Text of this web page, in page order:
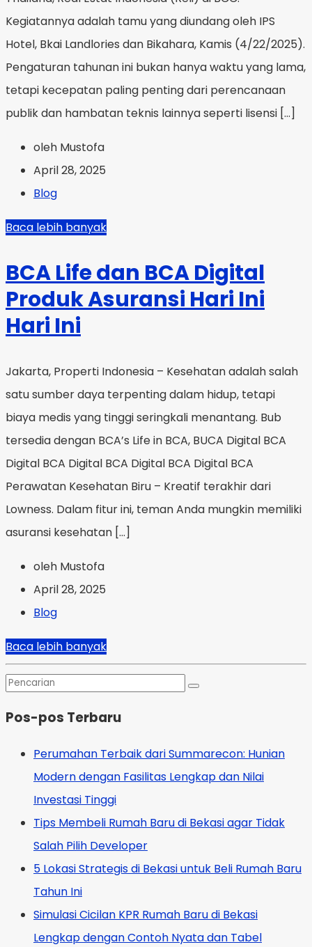
Kegiatannya adalah tamu yang diundang oleh IPS
Hotel, Bkai Landlories dan Bikahara, Kamis (4/22/2025).
Pengaturan tahunan ini bukan hanya waktu yang lama,
tetapi kecepatan paling penting dari perencanaan
publik dan hambatan teknis lainnya seperti lisensi […]
oleh Mustofa
April 28, 2025
Blog
Baca lebih banyak
BCA Life dan BCA Digital
Produk Asuransi Hari Ini
Hari Ini
Jakarta, Properti Indonesia – Kesehatan adalah salah
satu sumber daya terpenting dalam hidup, tetapi
biaya medis yang tinggi seringkali menantang. Bub
tersedia dengan BCA’s Life in BCA, BUCA Digital BCA
Digital BCA Digital BCA Digital BCA Digital BCA
Perawatan Kesehatan Biru – Kreatif terakhir dari
Lowness. Dalam fitur ini, teman Anda mungkin memiliki
asuransi kesehatan […]
oleh Mustofa
April 28, 2025
Blog
Baca lebih banyak
Pos-pos Terbaru
Perumahan Terbaik dari Summarecon: Hunian
Modern dengan Fasilitas Lengkap dan Nilai
Investasi Tinggi
Tips Membeli Rumah Baru di Bekasi agar Tidak
Salah Pilih Developer
5 Lokasi Strategis di Bekasi untuk Beli Rumah Baru
Tahun Ini
Simulasi Cicilan KPR Rumah Baru di Bekasi
Lengkap dengan Contoh Nyata dan Tabel